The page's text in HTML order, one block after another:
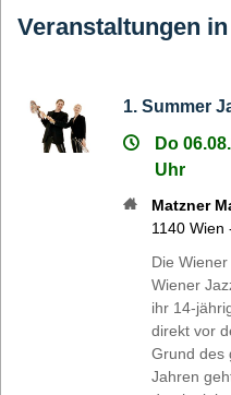
Veranstaltungen
1. Summer
Do
Uhr
Matzner
1140 Wien
Die
Wiener
ihr 14-
direkt vor
Grund des
Jahren